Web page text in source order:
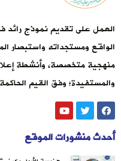
العمل على تقديم نموذج رائد
الواقع ومستجداته واستبصار
منهجية متخصصة، وأنشطة
والمستفيدة؛ وفق القيم
أحدث منشورات الموقع